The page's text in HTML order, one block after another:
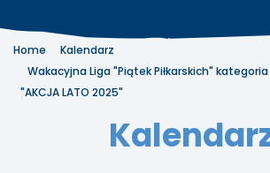
Home
Kalendarz
Wakacyjna Liga "Piątek Piłkarskich" kategoria
"AKCJA LATO 2025"